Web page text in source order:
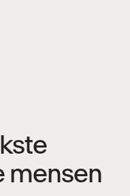
mensen